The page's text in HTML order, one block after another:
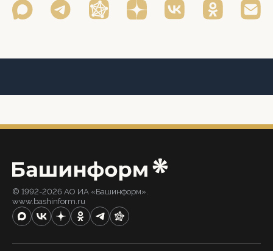
© 1992-2026 АО ИА «Башинформ».
www.bashinform.ru